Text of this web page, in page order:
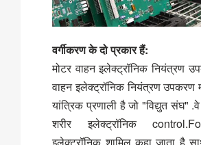
वर्गीकरण के दो प्रकार हैं:
मोटर वाहन इलेक्ट्रॉनिक नियंत्रण
वाहन इलेक्ट्रॉनिक नियंत्रण उपकरण
यांत्रिक प्रणाली है जो "विद्युत संघ"
शरीर इलेक्ट्रॉनिक
इलेक्ट्रॉनिक शामिल कहा जाता है